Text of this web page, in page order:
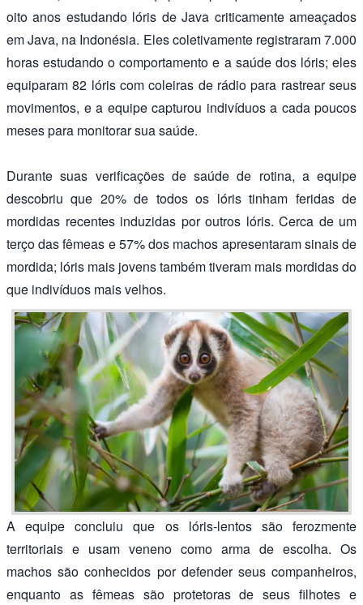
oito anos estudando lóris de Java criticamente ameaçados
em Java, na Indonésia. Eles coletivamente registraram 7.000
horas estudando o comportamento e a saúde dos lóris; eles
equiparam 82 lóris com coleiras de rádio para rastrear seus
movimentos, e a equipe capturou indivíduos a cada poucos
meses para monitorar sua saúde.
Durante suas verificações de saúde de rotina, a equipe
descobriu que 20% de todos os lóris tinham feridas de
mordidas recentes induzidas por outros lóris. Cerca de um
terço das fêmeas e 57% dos machos apresentaram sinais de
mordida; lóris mais jovens também tiveram mais mordidas do
que indivíduos mais velhos.
A equipe concluiu que os lóris-lentos são ferozmente
territoriais e usam veneno como arma de escolha. Os
machos são conhecidos por defender seus companheiros,
enquanto as fêmeas são protetoras de seus filhotes e